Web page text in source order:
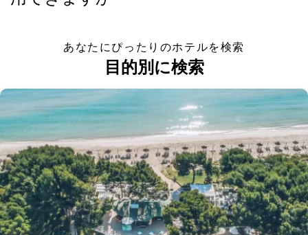
あなたにぴったりのホテルを検索
目的別に検索